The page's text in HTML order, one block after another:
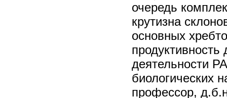
очередь
крутизна
основных
деятельности
биологических
профессор,